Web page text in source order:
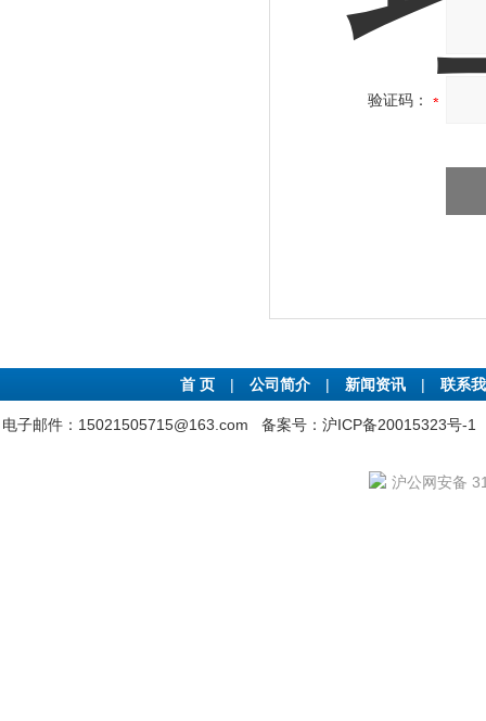
验证码：
首 页 | 公司简介 | 新闻资讯 | 联系
电子邮件：15021505715@163.com 备案号：沪ICP备20015323号-1
沪公网安备